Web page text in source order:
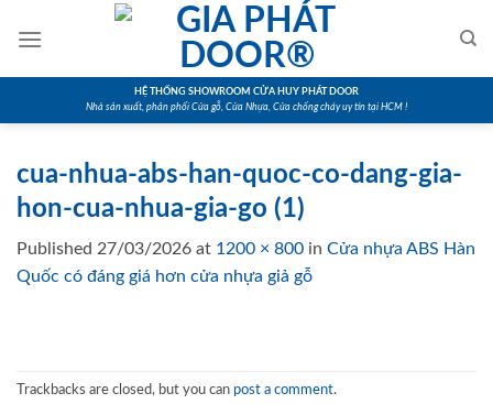
HỆ THỐNG SHOWROOM CỬA HUY PHÁT DOOR
Nhà sản xuất, phân phối Cửa gỗ, Cửa Nhựa, Cửa chống cháy uy tín tại HCM !
cua-nhua-abs-han-quoc-co-dang-gia-
hon-cua-nhua-gia-go (1)
Published 27/03/2026 at 1200 × 800 in Cửa nhựa ABS Hàn
Quốc có đáng giá hơn cửa nhựa giả gỗ
Trackbacks are closed, but you can post a comment.